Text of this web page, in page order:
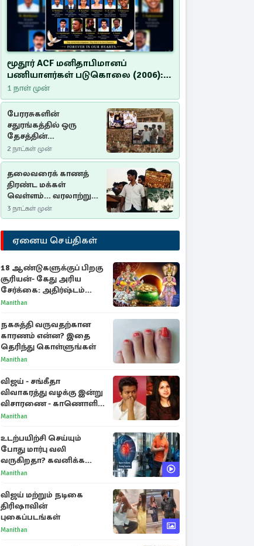
மூதூர் ACF மனிதாபிமானப்
பணியாளர்கள் படுகொலை (2006):
20 ஆண்டுகளாகியும் நீதி
மறுக்கப்பட்ட மனிதாபிமானப்
பேரவலம்
1 நாள் முன்
பேரரசுகளின்
சதுரங்கத்தில் ஒரு
தேசத்தின்
தீர்க்கதரிசனம் :
சுதுமலை பிரகடனம்
ஒரு வரலாற்றுப் பாடம்
2 நாட்கள் முன்
தலைவரைக் காணத்
திரண்ட மக்கள்
வெள்ளம்... வரலாற்றுச்
சிறப்புமிக்க சுதுமலைப்
பிரகடனம்…
3 நாட்கள் முன்
ஏனைய செய்திகள்
18 ஆண்டுகளுக்குப் பிறகு
சூரியன்- கேது அரிய
சேர்க்கை: அதிர்ஷ்டம்
பெறும் 3 ராசிகள்!
Manithan
நகசுத்தி வருவதற்கான
காரணம் என்ன? இதை
தெரிந்து கொள்ளுங்கள்
Manithan
விஜய் - சங்கீதா
விவாகரத்து வழக்கு இன்று
விசாரணை - காணொளி
மூலம் ஆஜராக வாய்ப்பு
Manithan
உடற்பயிற்சி செய்யும்
போது மார்பு வலி
வருகிறதா? கவனிக்க
வேண்டிய எச்சரிக்கை
Manithan
விஜய் மற்றும் நடிகை
திரிஷாவின்
புகைப்படங்கள்
Manithan